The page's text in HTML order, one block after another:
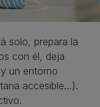
solo, prepara la
con él, deja
un entorno
accesible…).